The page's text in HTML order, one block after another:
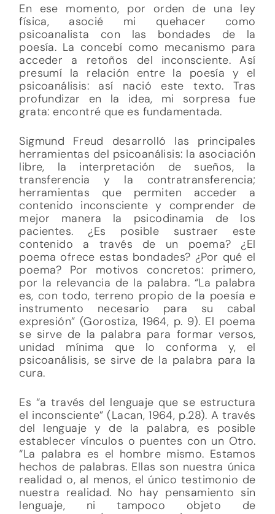
En ese momento, por orden de una ley
física, asocié mi quehacer como
psicoanalista con las bondades de la
poesía. La concebí como mecanismo para
acceder a retoños del inconsciente. Así
presumí la relación entre la poesía y el
psicoanálisis: así nació este texto. Tras
profundizar en la idea, mi sorpresa fue
grata: encontré que es fundamentada.
Sigmund Freud desarrolló las principales
herramientas del psicoanálisis: la asociación
libre, la interpretación de sueños, la
transferencia y la contratransferencia;
herramientas que permiten acceder a
contenido inconsciente y comprender de
mejor manera la psicodinamia de los
pacientes. ¿Es posible sustraer este
contenido a través de un poema? ¿El
poema ofrece estas bondades? ¿Por qué el
poema? Por motivos concretos: primero,
por la relevancia de la palabra. “La palabra
es, con todo, terreno propio de la poesía e
instrumento necesario para su cabal
expresión” (Gorostiza, 1964, p. 9). El poema
se sirve de la palabra para formar versos,
unidad mínima que lo conforma y, el
psicoanálisis, se sirve de la palabra para la
cura.
Es “a través del lenguaje que se estructura
el inconsciente” (Lacan, 1964, p.28). A través
del lenguaje y de la palabra, es posible
establecer vínculos o puentes con un Otro.
“La palabra es el hombre mismo. Estamos
hechos de palabras. Ellas son nuestra única
realidad o, al menos, el único testimonio de
nuestra realidad. No hay pensamiento sin
lenguaje, ni tampoco objeto de